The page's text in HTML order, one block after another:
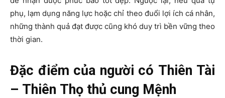
phụ, lạm dụng năng lực hoặc chỉ theo đuổi lợi ích cá nhân,
những thành quả đạt được cũng khó duy trì bền vững theo
thời gian.
Đặc điểm của người có Thiên Tài
– Thiên Thọ thủ cung Mệnh